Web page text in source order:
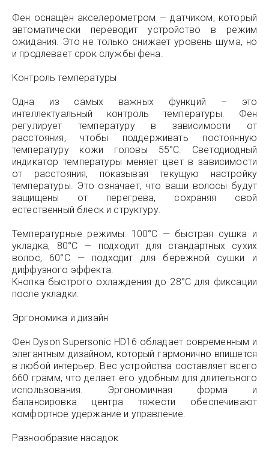
Фен оснащён акселерометром — датчиком, который
автоматически переводит устройство в режим
ожидания. Это не только снижает уровень шума, но
и продлевает срок службы фена.
Контроль температуры
Одна из самых важных функций – это
интеллектуальный контроль температуры. Фен
регулирует температуру в зависимости от
расстояния, чтобы поддерживать постоянную
температуру кожи головы 55°C. Светодиодный
индикатор температуры меняет цвет в зависимости
от расстояния, показывая текущую настройку
температуры. Это означает, что ваши волосы будут
защищены от перегрева, сохраняя свой
естественный блеск и структуру.
Температурные режимы: 100°C — быстрая сушка и
укладка, 80°C — подходит для стандартных сухих
волос, 60°C — подходит для бережной сушки и
диффузного эффекта.
Кнопка быстрого охлаждения до 28°C для фиксации
после укладки.
Эргономика и дизайн
Фен Dyson Supersonic HD16 обладает современным и
элегантным дизайном, который гармонично впишется
в любой интерьер. Вес устройства составляет всего
660 грамм, что делает его удобным для длительного
использования. Эргономичная форма и
балансировка центра тяжести обеспечивают
комфортное удержание и управление.
Разнообразие насадок